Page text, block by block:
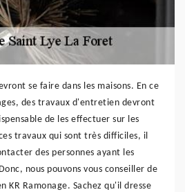
se faire dans les maisons. En ce
des travaux d'entretien devront
de les effectuer sur les
travaux qui sont très difficiles, il
des personnes ayant les
nous pouvons vous conseiller de
KR Ramonage. Sachez qu'il dresse